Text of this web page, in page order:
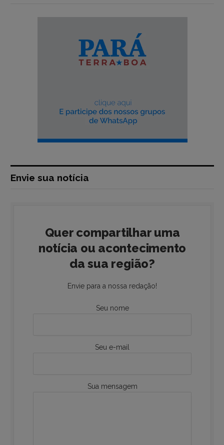
Envie sua notícia
Quer compartilhar uma
notícia ou acontecimento
da sua região?
Envie para a nossa redação!
Seu nome
Seu e-mail
Sua mensagem